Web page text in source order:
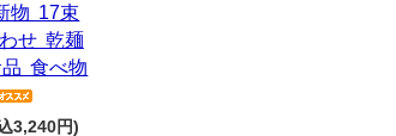
物 17束
せ 乾麺
食べ物
3,240円)